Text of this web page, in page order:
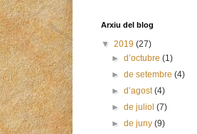
Arxiu del blog
▼ 2019 (27)
►d’octubre(1)
►de setembre(4)
►d’agost(4)
►de juliol(7)
►de juny(9)